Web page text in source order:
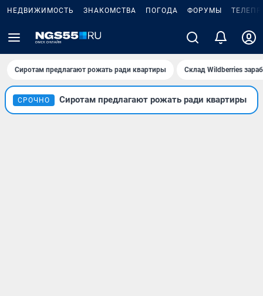
НЕДВИЖИМОСТЬ ЗНАКОМСТВА ПОГОДА ФОРУМЫ
Сиротам предлагают рожать ради квартиры Склад Wildberries
СРОЧНО Сиротам предлагают рожать ради квартиры